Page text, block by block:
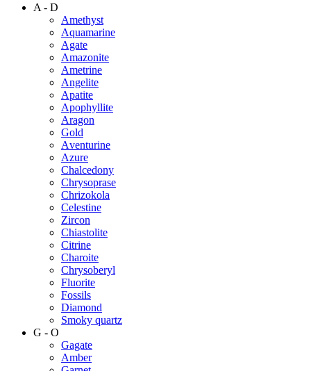
A - D
Amethyst
Aquamarine
Agate
Amazonite
Ametrine
Angelite
Apatite
Apophyllite
Aragon
Gold
Аventurine
Azure
Chalcedony
Chrysoprase
Chrizokola
Celestine
Zircon
Chiastolite
Citrine
Charoite
Chrysoberyl
Fluorite
Fossils
Diamond
Smoky quartz
G - O
Gagate
Amber